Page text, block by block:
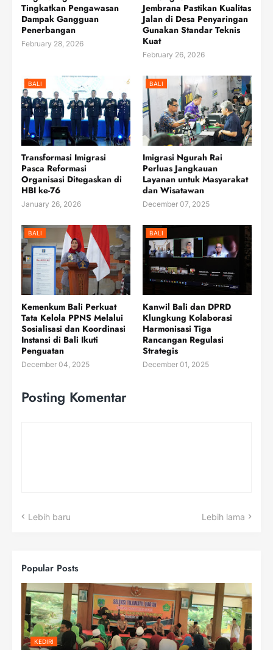
Tingkatkan Pengawasan
Dampak Gangguan
Penerbangan
February 28, 2026
Jembrana Pastikan Kualitas
Jalan di Desa Penyaringan
Gunakan Standar Teknis
Kuat
February 26, 2026
BALI
Transformasi Imigrasi
Pasca Reformasi
Organisasi Ditegaskan di
HBI ke-76
January 26, 2026
BALI
Imigrasi Ngurah Rai
Perluas Jangkauan
Layanan untuk Masyarakat
dan Wisatawan
December 07, 2025
BALI
Kemenkum Bali Perkuat
Tata Kelola PPNS Melalui
Sosialisasi dan Koordinasi
Instansi di Bali Ikuti
Penguatan
December 04, 2025
BALI
Kanwil Bali dan DPRD
Klungkung Kolaborasi
Harmonisasi Tiga
Rancangan Regulasi
Strategis
December 01, 2025
Posting Komentar
Lebih baru Lebih lama
Popular Posts
KEDIRI